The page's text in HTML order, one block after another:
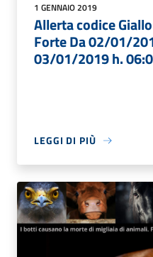
1 GENNAIO 2019
Allerta codice
Forte Da 02/01/
03/01/2019 h.
LEGGI DI PIÙ